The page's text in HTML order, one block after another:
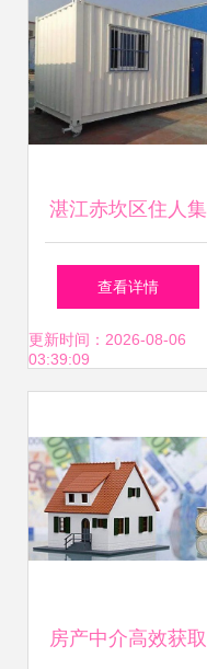
湛江赤坎区住人集
装箱出租——工厂
直销，实惠宜居好
查看详情
更新时间：2026-08-06
03:39:09
房产中介高效获取